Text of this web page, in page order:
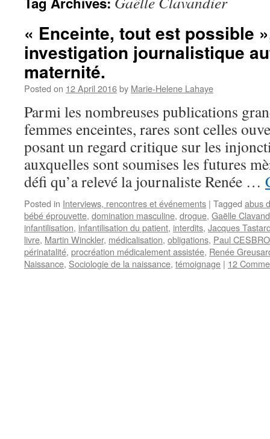
« Enceinte, tout est possible
investigation journalistique
maternité.
Posted on 12 April 2016by Marie-Helene Lahaye
Parmi les nombreuses publications
femmes enceintes, rares sont celles
posant un regard critique sur les
auxquelles sont soumises les futures
défi qu’a relevé la journaliste Renée …
Posted in Interviews, rencontres et événements | Tagged abus
bébé éprouvette, domination masculine, drogue, Gaëlle
infantilisation, infantilisation du patient, interdits, Jacques
livre, Martin Winckler, médicalisation, obligations, Paul
périnatalité, procréation médicalement assistée, Renée
Naissance, Sociologie de la naissance, témoignage | 12